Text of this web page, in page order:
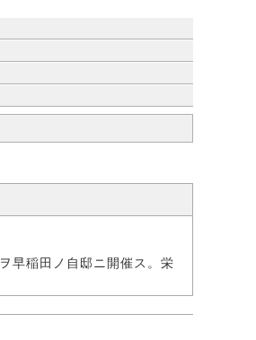
早稲田ノ自邸ニ開催ス。栄